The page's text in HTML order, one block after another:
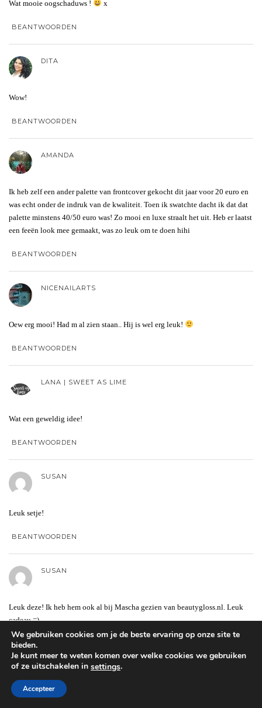
Wat mooie oogschaduws ! x
BEANTWOORDEN
DITA
Wow!
BEANTWOORDEN
AMANDA
Ik heb zelf een ander palette van frontcover gekocht dit jaar voor 20 euro en
was echt onder de indruk van de kwaliteit. Toen ik swatchte dacht ik dat dat
palette minstens 40/50 euro was! Zo mooi en luxe straalt het uit. Heb er laatst
een feeën look mee gemaakt, was zo leuk om te doen hihi
BEANTWOORDEN
NICENAILARTS
Oew erg mooi! Had m al zien staan.. Hij is wel erg leuk!
BEANTWOORDEN
LANA | SWEET AS LIME
Wat een geweldig idee!
BEANTWOORDEN
SUSAN
Leuk setje!
BEANTWOORDEN
SUSAN
Leuk deze! Ik heb hem ook al bij Mascha gezien van beautygloss.nl. Leuk
cadeau =)
BEANTWOORDEN
We gebruiken cookies om je de beste ervaring op onze site te
bieden.
Je kunt meer te weten komen over welke cookies we gebruiken
of ze uitschakelen in settings.
Accepteer